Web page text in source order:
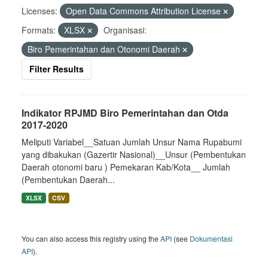
Licenses:
Open Data Commons Attribution License
Formats:
XLSX
Organisasi:
Biro Pemerintahan dan Otonomi Daerah
Filter Results
Indikator RPJMD Biro Pemerintahan dan Otda
2017-2020
Meliputi Variabel__Satuan Jumlah Unsur Nama Rupabumi
yang dibakukan (Gazertir Nasional)__Unsur (Pembentukan
Daerah otonomi baru ) Pemekaran Kab/Kota__ Jumlah
(Pembentukan Daerah...
XLSX CSV
You can also access this registry using theAPI (see Dokumentasi
API).